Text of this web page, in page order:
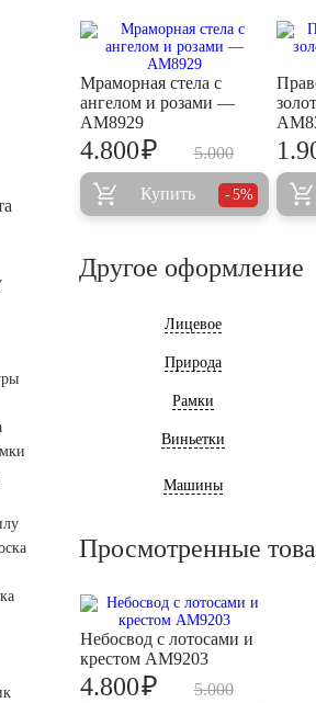
Мраморная стела с
ангелом и розами —
AM8929
5.000
4.800₽
Купить 5%
Другое оформление
Лицевое
Природа
Рамки
Виньетки
Машины
Просмотренные
Небосвод с лотосами и
крестом AM9203
5.000
4.800₽